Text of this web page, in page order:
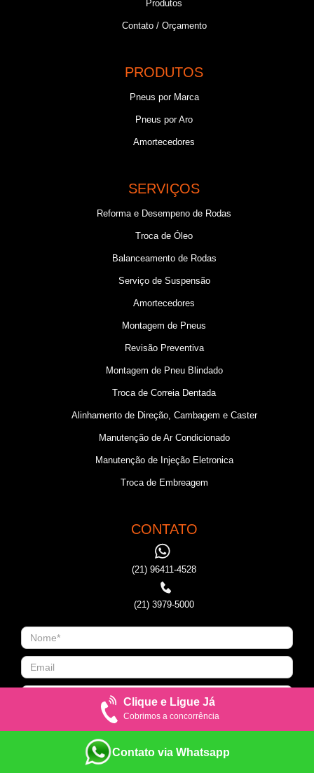
Produtos
Contato / Orçamento
PRODUTOS
Pneus por Marca
Pneus por Aro
Amortecedores
SERVIÇOS
Reforma e Desempeno de Rodas
Troca de Óleo
Balanceamento de Rodas
Serviço de Suspensão
Amortecedores
Montagem de Pneus
Revisão Preventiva
Montagem de Pneu Blindado
Troca de Correia Dentada
Alinhamento de Direção, Cambagem e Caster
Manutenção de Ar Condicionado
Manutenção de Injeção Eletronica
Troca de Embreagem
CONTATO
(21) 96411-4528
(21) 3979-5000
Clique e Ligue Já
Cobrimos a concorrência
Contato via Whatsapp